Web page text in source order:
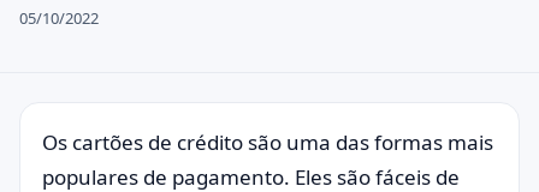
Legal
05/10/2022
Os cartões de crédito são uma das formas mais
populares de pagamento. Eles são fáceis de